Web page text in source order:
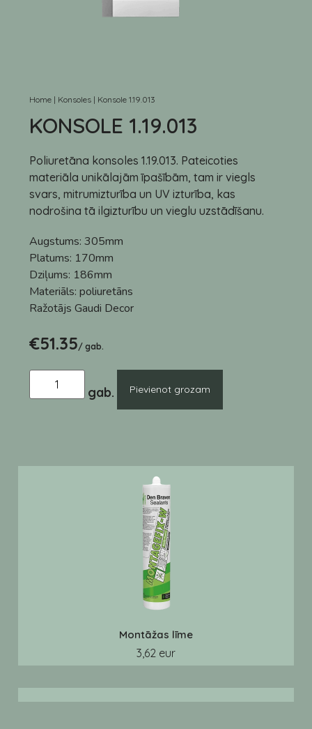
Home | Konsoles | Konsole 1.19.013
KONSOLE 1.19.013
Poliuretāna konsoles 1.19.013. Pateicoties
materiāla unikālajām īpašībām, tam ir viegls
svars, mitrumizturība un UV izturība, kas
nodrošina tā ilgizturību un vieglu uzstādīšanu.
Augstums: 305mm
Platums: 170mm
Dziļums: 186mm
Materiāls: poliuretāns
Ražotājs Gaudi Decor
€51.35/ gab.
Pievienot grozam
Montāžas līme
3,62 eur